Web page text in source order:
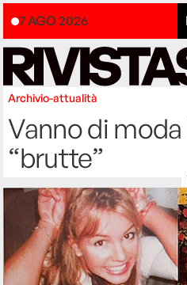
7 AGO 2026
Archivio-attualità
Vanno di
“brutte”